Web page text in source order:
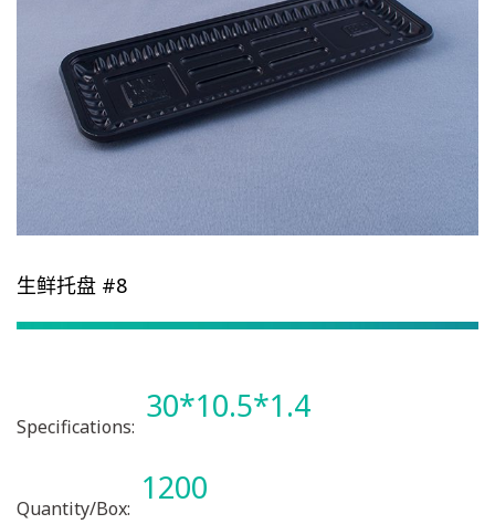
生鲜托盘 #8
Specifications:
30*10.5*1.4
Quantity/Box:
1200